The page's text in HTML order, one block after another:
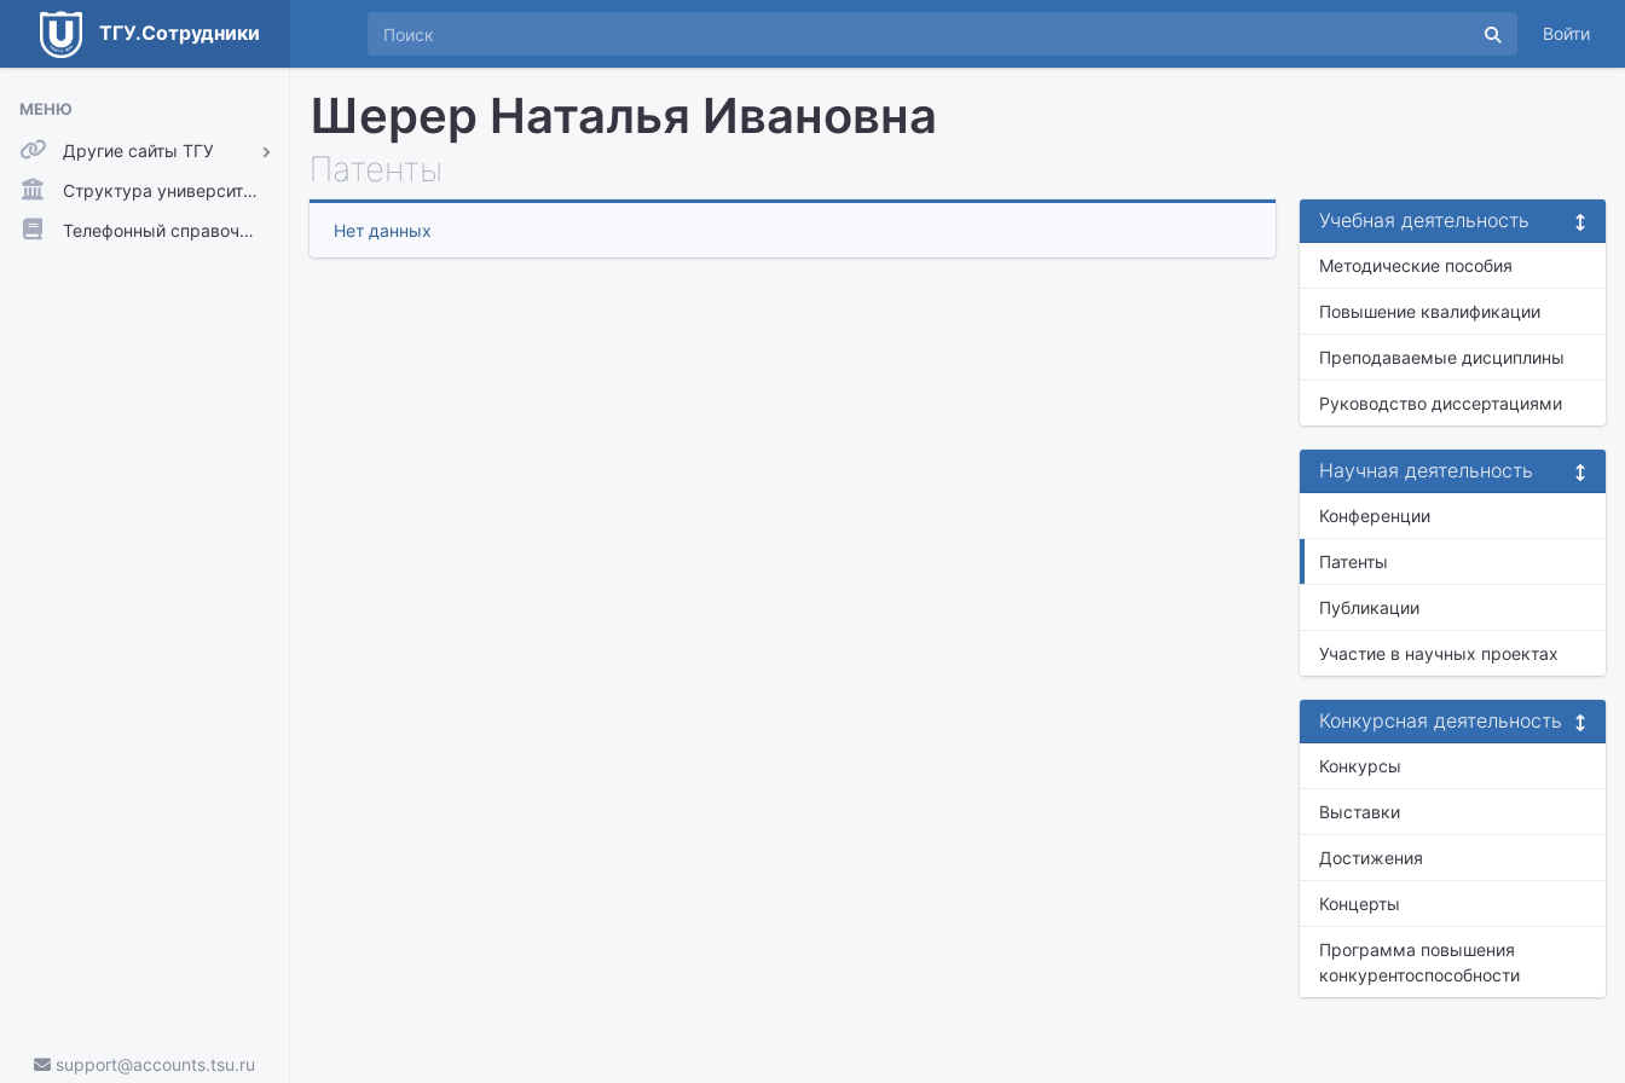
ТГУ.Сотрудники Войти
МЕНЮ
Другие сайты ТГУ
ТГУ.Аккаунты
ТГУ.Расписание
Структура университета
Телефонный справочник
support@accounts.tsu.ru
Шерер Наталья Ивановна
Патенты
Нет данных Учебная деятельность
Методические пособия
Повышение квалификации
Преподаваемые дисциплины
Руководство диссертациями
Научная деятельность
Конференции
Патенты
Публикации
Участие в научных проектах
Конкурсная деятельность
Конкурсы
Выставки
Достижения
Концерты
Программа повышения
конкурентоспособности